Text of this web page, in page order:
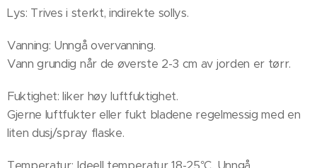
Lys: Trives i sterkt, indirekte sollys.
Vanning: Unngå overvanning.
Vann grundig når de øverste 2-3 cm av jorden er tørr.
Fuktighet: liker høy luftfuktighet.
Gjerne luftfukter eller fukt bladene regelmessig med en
liten dusj/spray flaske.